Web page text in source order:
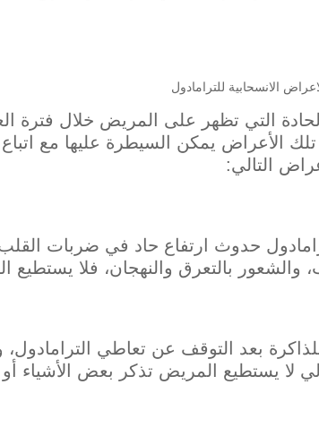
التي تظهر على المريض خلال فترة
تلك الأعراض يمكن السيطرة عليها مع
التالي:
حدوث ارتفاع حاد في ضربات
بالتعرق والنهجان، فلا يستطيع
بعد التوقف عن تعاطي
لا يستطيع المريض تذكر بعض الأشياء